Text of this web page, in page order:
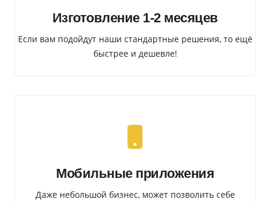
Изготовление 1-2 месяцев
Если вам подойдут наши стандартные решения, то ещё
быстрее и дешевле!
Мобильные приложения
Даже небольшой бизнес, может позволить себе